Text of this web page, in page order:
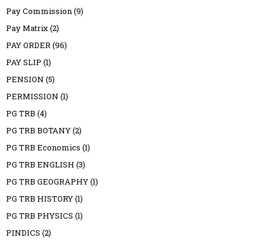
Pay Commission(9)
Pay Matrix(2)
PAY ORDER(96)
PAY SLIP (1)
PENSION (5)
PERMISSION (1)
PG TRB (4)
PG TRB BOTANY(2)
PG TRB Economics (1)
PG TRB ENGLISH (3)
PG TRB GEOGRAPHY(1)
PG TRB HISTORY(1)
PG TRB PHYSICS (1)
PINDICS (2)